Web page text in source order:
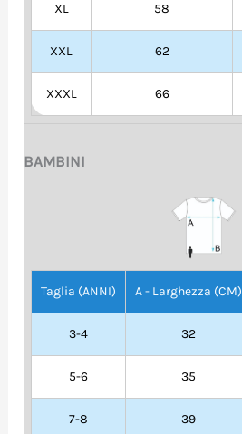
XL 58
XXL 62
XXXL 66
BAMBINI
Taglia (ANNI) A - Larghezza (CM)
3-4 32
5-6 35
7-8 39